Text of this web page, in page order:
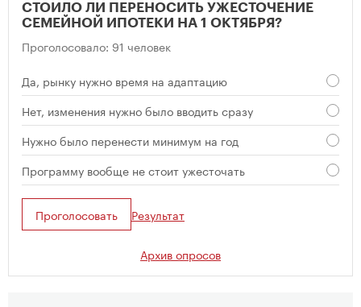
СТОИЛО ЛИ ПЕРЕНОСИТЬ УЖЕСТОЧЕНИЕ
СЕМЕЙНОЙ ИПОТЕКИ НА 1 ОКТЯБРЯ?
Проголосовало: 91 человек
Да, рынку нужно время на адаптацию
Нет, изменения нужно было вводить сразу
Нужно было перенести минимум на год
Программу вообще не стоит ужесточать
Проголосовать Результат
Архив опросов